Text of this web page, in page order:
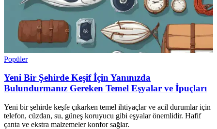
Popüler
Yeni Bir Şehirde Keşif İçin Yanınızda
Bulundurmanız Gereken Temel Eşyalar ve İpuçları
Yeni bir şehirde keşfe çıkarken temel ihtiyaçlar ve acil durumlar için
telefon, cüzdan, su, güneş koruyucu gibi eşyalar önemlidir. Hafif
çanta ve ekstra malzemeler konfor sağlar.